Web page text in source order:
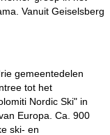
Vanuit Geiselsberg
gemeentedelen
tot het
Nordic Ski" in
Europa. Ca. 900
ski- en